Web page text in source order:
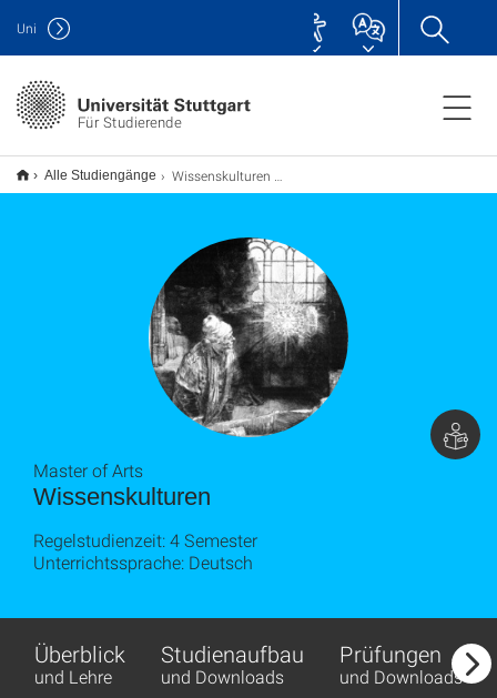
Für Studierende
Uni
Alle Studiengänge Wissenskulturen M.A.
Wissenskulturen
Master of Arts
Regelstudienzeit: 4 Semester
Unterrichtssprache: Deutsch
Überblick
und Lehre
Studienaufbau
und Downloads
Prüfungen
und Downloads